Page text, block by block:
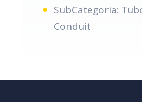
SubCategoria:
Conduit